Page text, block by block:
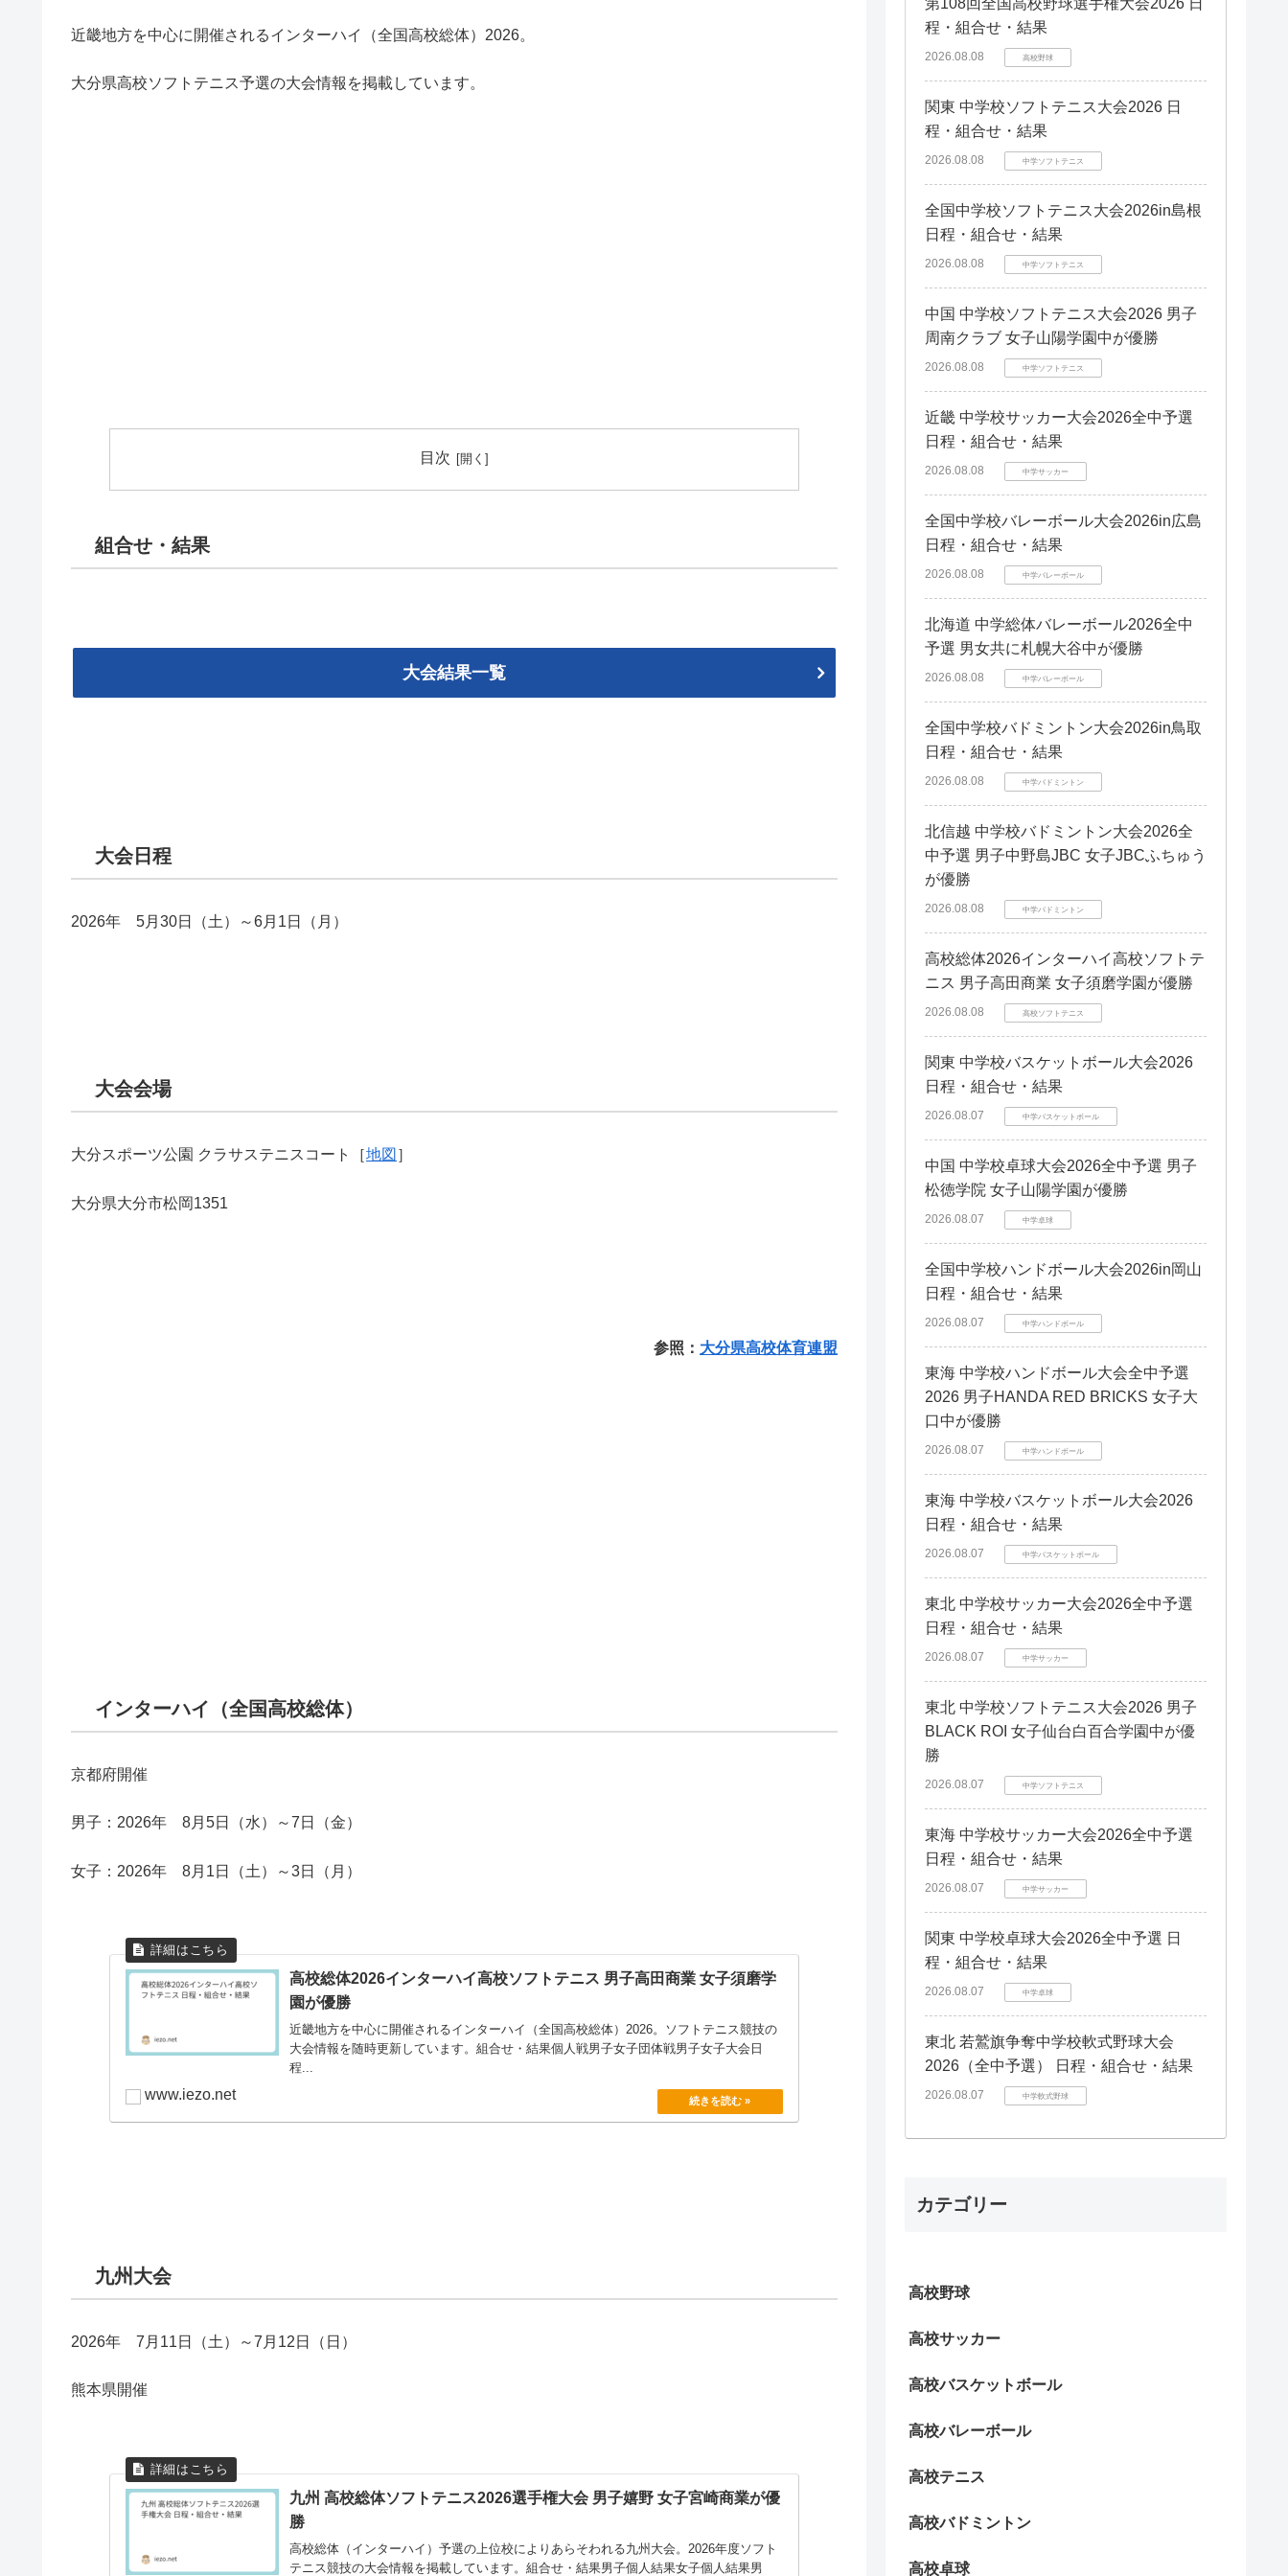
近畿地方を中心に開催されるインターハイ（全国高校総体）2026。
大分県高校ソフトテニス予選の大会情報を掲載しています。
目次
組合せ・結果
大会結果一覧
大会日程
2026年 5月30日（土）～6月1日（月）
大会会場
大分スポーツ公園 クラサステニスコート［地図 ］
大分県大分市松岡1351
参照： 大分県高校体育連盟
インターハイ（全国高校総体）
京都府開催
男子：2026年 8月5日（水）～7日（金）
女子：2026年 8月1日（土）～3日（月）
高校総体2026インターハイ高校ソフトテニス 男子高田商業 女子須磨学
園が優勝
近畿地方を中心に開催されるインターハイ（全国高校総体）2026。ソフトテニス競技の
大会情報を随時更新しています。組合せ・結果個人戦男子女子団体戦男子女子大会日
程...
www.iezo.net
九州大会
2026年 7月11日（土）～7月12日（日）
熊本県開催
九州 高校総体ソフトテニス2026選手権大会 男子嬉野 女子宮崎商業が優
勝
高校総体（インターハイ）予選の上位校によりあらそわれる九州大会。2026年度ソフト
テニス競技の大会情報を掲載しています。組合せ・結果男子個人結果女子個人結果男
第108回全国高校野球選手権大会2026 日
程・組合せ・結果
2026.08.08 高校野球
関東 中学校ソフトテニス大会2026 日
程・組合せ・結果
2026.08.08 中学ソフトテニス
全国中学校ソフトテニス大会2026in島根
日程・組合せ・結果
2026.08.08 中学ソフトテニス
中国 中学校ソフトテニス大会2026 男子
周南クラブ 女子山陽学園中が優勝
2026.08.08 中学ソフトテニス
近畿 中学校サッカー大会2026全中予選
日程・組合せ・結果
2026.08.08 中学サッカー
全国中学校バレーボール大会2026in広島
日程・組合せ・結果
2026.08.08 中学バレーボール
北海道 中学総体バレーボール2026全中
予選 男女共に札幌大谷中が優勝
2026.08.08 中学バレーボール
全国中学校バドミントン大会2026in鳥取
日程・組合せ・結果
2026.08.08 中学バドミントン
北信越 中学校バドミントン大会2026全
中予選 男子中野島JBC 女子JBCふちゅう
が優勝
2026.08.08 中学バドミントン
高校総体2026インターハイ高校ソフトテ
ニス 男子高田商業 女子須磨学園が優勝
2026.08.08 高校ソフトテニス
関東 中学校バスケットボール大会2026
日程・組合せ・結果
2026.08.07 中学バスケットボール
中国 中学校卓球大会2026全中予選 男子
松徳学院 女子山陽学園が優勝
2026.08.07 中学卓球
全国中学校ハンドボール大会2026in岡山
日程・組合せ・結果
2026.08.07 中学ハンドボール
東海 中学校ハンドボール大会全中予選
2026 男子HANDA RED BRICKS 女子大
口中が優勝
2026.08.07 中学ハンドボール
東海 中学校バスケットボール大会2026
日程・組合せ・結果
2026.08.07 中学バスケットボール
東北 中学校サッカー大会2026全中予選
日程・組合せ・結果
2026.08.07 中学サッカー
東北 中学校ソフトテニス大会2026 男子
BLACK ROI 女子仙台白百合学園中が優
勝
2026.08.07 中学ソフトテニス
東海 中学校サッカー大会2026全中予選
日程・組合せ・結果
2026.08.07 中学サッカー
関東 中学校卓球大会2026全中予選 日
程・組合せ・結果
2026.08.07 中学卓球
東北 若鷲旗争奪中学校軟式野球大会
2026（全中予選） 日程・組合せ・結果
2026.08.07 中学軟式野球
カテゴリー
高校野球
高校サッカー
高校バスケットボール
高校バレーボール
高校テニス
高校バドミントン
高校卓球